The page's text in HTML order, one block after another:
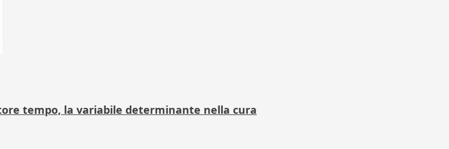
tempo, la variabile determinante nella cura